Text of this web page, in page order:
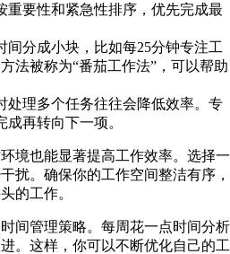
重要性和紧急性排序，优先完成最
间分成小块，比如每25分钟专注工
法被称为“番茄工作法”，可以帮助
处理多个任务往往会降低效率。专
再转向下一项。
境也能显著提高工作效率。选择一
扰。确保你的工作空间整洁有序，
的工作。
间管理策略。每周花一点时间分析
。这样，你可以不断优化自己的工